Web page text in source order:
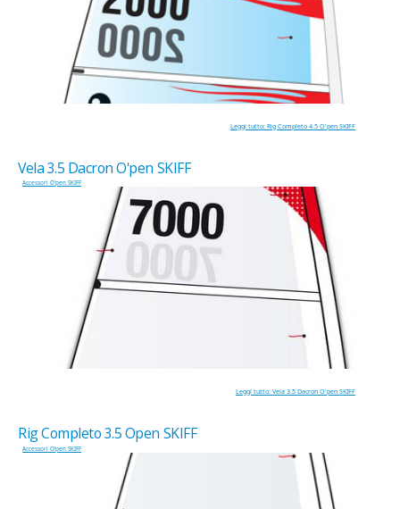
Leggi tutto: Rig Completo 4.5 O'pen SKIFF
Vela 3.5 Dacron O'pen SKIFF
Accessori O'pen SKIFF
Leggi tutto: Vela 3.5 Dacron O'pen SKIFF
Rig Completo 3.5 Open SKIFF
Accessori O'pen SKIFF